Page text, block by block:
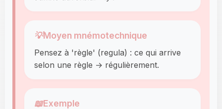
💡Moyen mnémotechnique
Pensez à 'règle' (regula) : ce qui arrive
selon une règle → régulièrement.
📖Exemple